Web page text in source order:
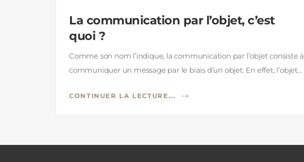
La communication par l’objet, c’est
quoi ?
Comme son nom l’indique, la communication par l’objet consiste à
communiquer un message par le biais d’un objet. En effet, l’objet...
CONTINUER LA LECTURE...